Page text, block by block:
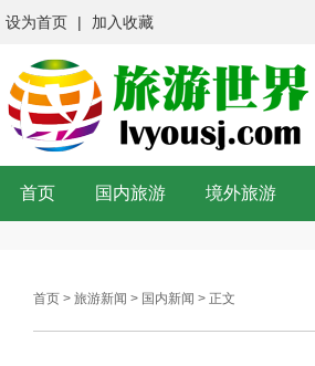
设为首页 | 加入收藏
首页 国内旅游 境外旅游
首页 > 旅游新闻 > 国内新闻 > 正文